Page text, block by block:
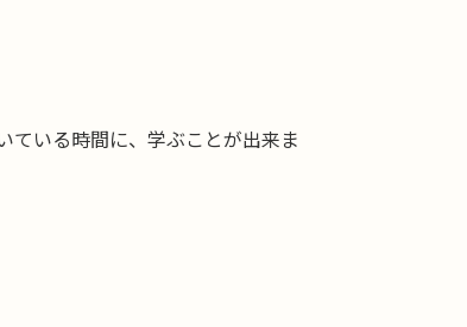
ている時間に、学ぶことが出来ま